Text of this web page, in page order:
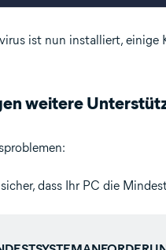
ist nun installiert,
weitere
dass Ihr PC die